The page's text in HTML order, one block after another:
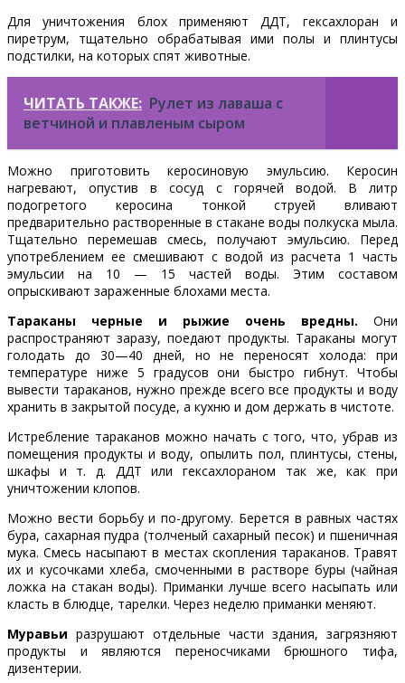
Для уничтожения блох применяют ДДТ, гексахлоран и
пиретрум, тщательно обрабатывая ими полы и плинтусы
подстилки, на которых спят животные.
ЧИТАТЬ ТАКЖЕ: Рулет из лаваша с
ветчиной и плавленым сыром
Можно приготовить керосиновую эмульсию. Керосин
нагревают, опустив в сосуд с горячей водой. В литр
подогретого керосина тонкой струей вливают
предварительно растворенные в стакане воды пол­куска мыла.
Тщательно перемешав смесь, получают эмульсию. Перед
употреблением ее смешивают с водой из расчета 1 часть
эмульсии на 10 — 15 частей воды. Этим составом
опрыскивают зараженные блохами места.
Тараканы черные и рыжие очень вредны. Они
распространяют заразу, поедают продукты. Тараканы могут
голодать до 30—40 дней, но не переносят холода: при
темпера­туре ниже 5 градусов они быстро гибнут. Чтобы
вывести тараканов, нужно прежде всего все продукты и воду
хранить в закрытой посуде, а кухню и дом держать в чистоте.
Истребление тараканов можно начать с того, что, убрав из
помещения продукты и воду, опылить пол, плинтусы, стены,
шкафы и т. д. ДДТ или гексахлораном так же, как при
уничтожении клопов.
Можно вести борьбу и по-другому. Берется в равных частях
бура, сахарная пудра (толченый сахарный песок) и пшеничная
мука. Смесь насыпают в местах скопления тараканов. Травят
их и кусочками хлеба, смоченными в растворе буры (чайная
ложка на стакан воды). Приманки лучше всего насыпать или
класть в блюдце, тарелки. Через неделю приманки меняют.
Муравьи разрушают отдельные части здания, загрязняют
продукты и являются переносчиками брюшного тифа,
дизентерии.